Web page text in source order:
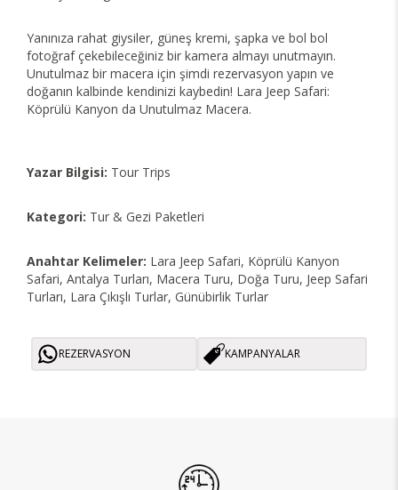
Yanınıza rahat giysiler, güneş kremi, şapka ve bol bol
fotoğraf çekebileceğiniz bir kamera almayı unutmayın.
Unutulmaz bir macera için şimdi rezervasyon yapın ve
doğanın kalbinde kendinizi kaybedin! Lara Jeep Safari:
Köprülü Kanyon da Unutulmaz Macera.
Yazar Bilgisi: Tour Trips
Kategori: Tur & Gezi Paketleri
Anahtar Kelimeler: Lara Jeep Safari, Köprülü Kanyon
Safari, Antalya Turları, Macera Turu, Doğa Turu, Jeep Safari
Turları, Lara Çıkışlı Turlar, Günübirlik Turlar
REZERVASYON KAMPANYALAR